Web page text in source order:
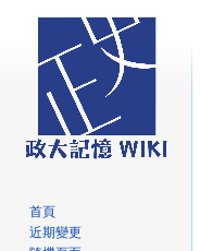
首頁
近期變更